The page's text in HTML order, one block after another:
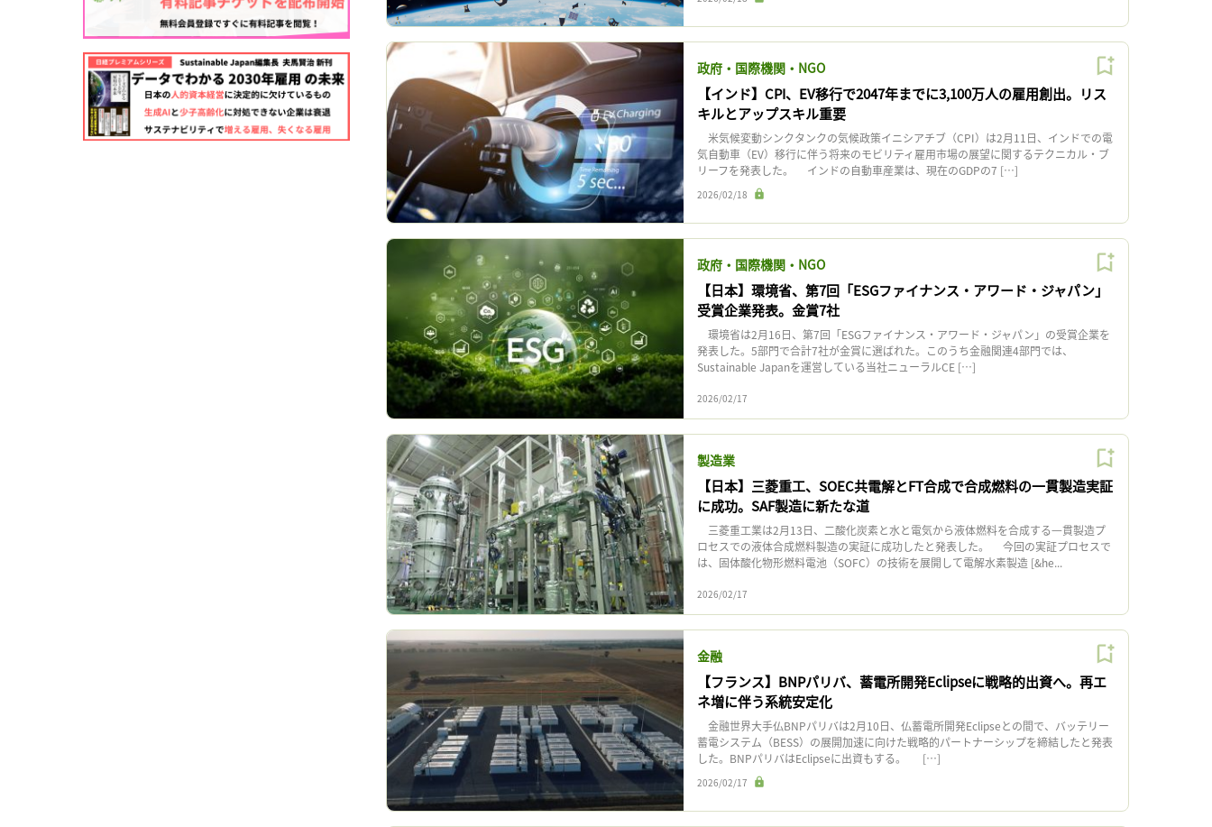
政府・国際機関・NGO
【インド】CPI、EV移行で2047年までに3,100万人の雇用創出。リス
キルとアップスキル重要
米気候変動シンクタンクの気候政策イニシアチブ（CPI）は2月11日、インドでの電
気自動車（EV）移行に伴う将来のモビリティ雇用市場の展望に関するテクニカル・ブ
リーフを発表した。 インドの自動車産業は、現在のGDPの7 […]
2026/02/18
政府・国際機関・NGO
【日本】環境省、第7回「ESGファイナンス・アワード・ジャパン」
受賞企業発表。金賞7社
環境省は2月16日、第7回「ESGファイナンス・アワード・ジャパン」の受賞企業を
発表した。5部門で合計7社が金賞に選ばれた。このうち金融関連4部門では、
Sustainable Japanを運営している当社ニューラルCE […]
2026/02/17
製造業
【日本】三菱重工、SOEC共電解とFT合成で合成燃料の一貫製造実証
に成功。SAF製造に新たな道
三菱重工業は2月13日、二酸化炭素と水と電気から液体燃料を合成する⼀貫製造プ
ロセスでの液体合成燃料製造の実証に成功したと発表した。 今回の実証プロセスで
は、固体酸化物形燃料電池（SOFC）の技術を展開して電解水素製造 [&he...
2026/02/17
金融
【フランス】BNPパリバ、蓄電所開発Eclipseに戦略的出資へ。再エ
ネ増に伴う系統安定化
金融世界大手仏BNPパリバは2月10日、仏蓄電所開発Eclipseとの間で、バッテリー
蓄電システム（BESS）の展開加速に向けた戦略的パートナーシップを締結したと発表
した。BNPパリバはEclipseに出資もする。 […]
2026/02/17